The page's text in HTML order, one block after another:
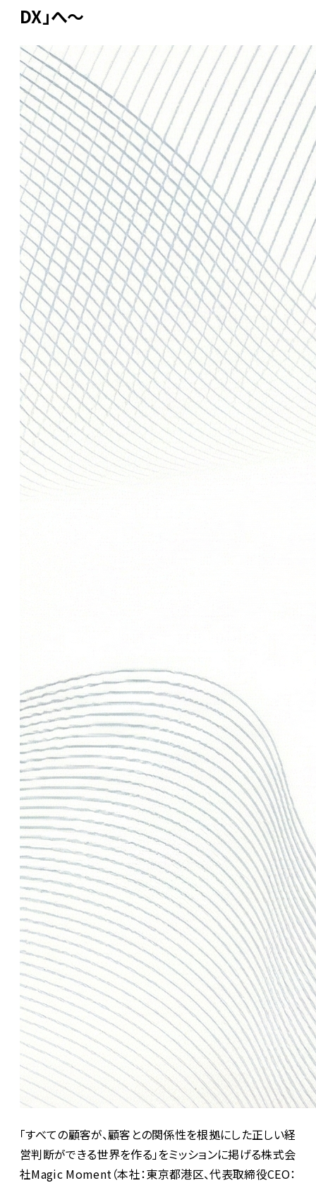
DX」へ〜
「すべての顧客が、顧客との関係性を根拠にした正しい経
営判断ができる世界を作る」をミッションに掲げる株式会
社Magic Moment（本社：東京都港区、代表取締役CEO：